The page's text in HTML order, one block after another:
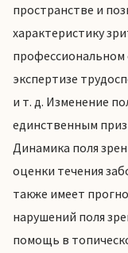
пространстве и
характеристику
экспертизе
и т. д. Изменение
единственным
Динамика поля
оценки течения
также имеет
нарушений поля
помощь в